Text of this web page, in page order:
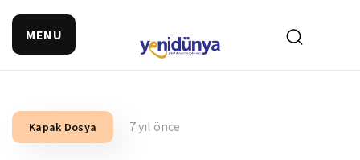
MENU
Kapak Dosya 7 yıl önce